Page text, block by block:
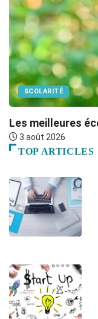
SCOLARITÉ
Les meilleures
3 août 2026
TOP ARTICLES